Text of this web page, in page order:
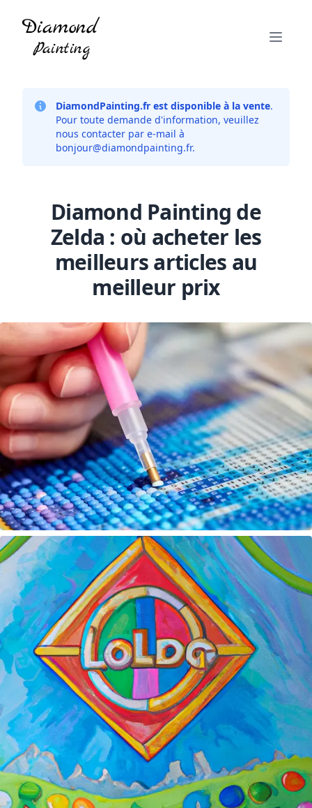
DiamondPainting.fr est disponible à la vente.
Pour toute demande d'information, veuillez
nous contacter par e-mail à
bonjour@diamondpainting.fr.
Diamond Painting de
Zelda : où acheter les
meilleurs articles au
meilleur prix